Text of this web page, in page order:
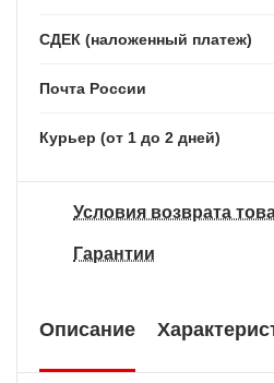
СДЕК (наложенный платеж)
Почта России
Курьер (от 1 до 2 дней)
Условия возврата
Гарантии
Описание